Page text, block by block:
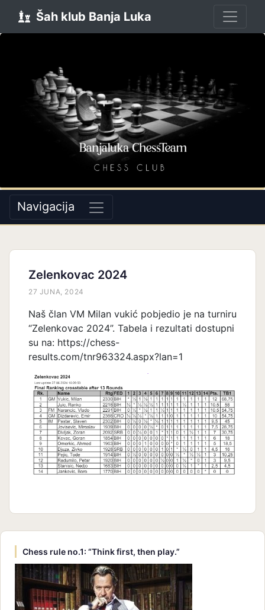
Šah klub Banja Luka
Navigacija
Zelenkovac 2024
27 JUNA, 2024
Naš član VM Milan vukić pobjedio je na turniru
“Zelenkovac 2024”. Tabela i rezultati dostupni
su na: https://chess-
results.com/tnr963324.aspx?lan=1
Chess rule no.1: “Think first, then play.”